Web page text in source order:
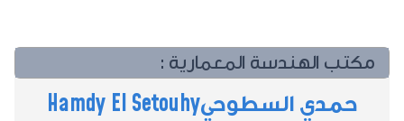
مكتب الهندسة المعمارية :
حمدي السطوحيHamdy El Setouhy